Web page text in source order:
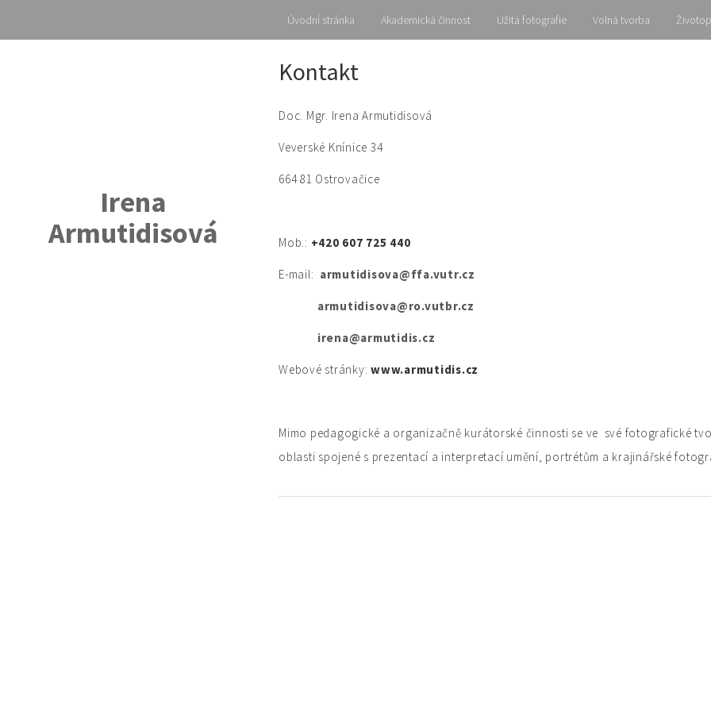
Úvodní stránka Akademická činnost Užitá fotografie Volná tvorba
Irena
Armutidisová
Kontakt
Doc. Mgr. Irena Armutidisová
Veverské Knínice 34
664 81 Ostrovačice
Mob.: +420 607 725 440
E-mail: armutidisova@ffa.vutr.cz
armutidisova@ro.vutbr.cz
irena@armutidis.cz
Webové stránky: www.armutidis.cz
Mimo pedagogické a organizačně kurátorské činnosti se ve své fotografické
oblasti spojené s prezentací a interpretací umění, portrétům a krajinářské